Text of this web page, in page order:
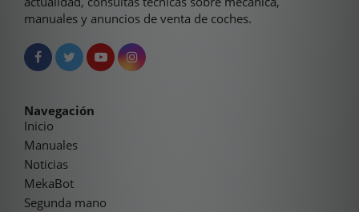
manuales y anuncios de venta de coches.
Navegación
Inicio
Manuales
Noticias
MekaBot
Segunda mano